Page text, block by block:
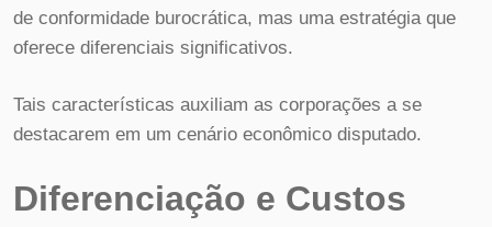
de conformidade burocrática, mas uma estratégia que
oferece diferenciais significativos.
Tais características auxiliam as corporações a se
destacarem em um cenário econômico disputado.
Diferenciação e Custos